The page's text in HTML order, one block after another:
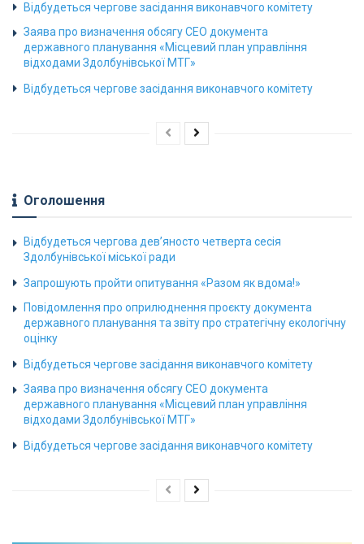
Відбудеться чергове засідання виконавчого комітету
Заява про визначення обсягу СЕО документа
державного планування «Місцевий план управління
відходами Здолбунівської МТГ»
Відбудеться чергове засідання виконавчого комітету
Оголошення
Відбудеться чергова дев’яносто четверта сесія
Здолбунівської міської ради
Запрошують пройти опитування «Разом як вдома!»
Повідомлення про оприлюднення проєкту документа
державного планування та звіту про стратегічну екологічну
оцінку
Відбудеться чергове засідання виконавчого комітету
Заява про визначення обсягу СЕО документа
державного планування «Місцевий план управління
відходами Здолбунівської МТГ»
Відбудеться чергове засідання виконавчого комітету